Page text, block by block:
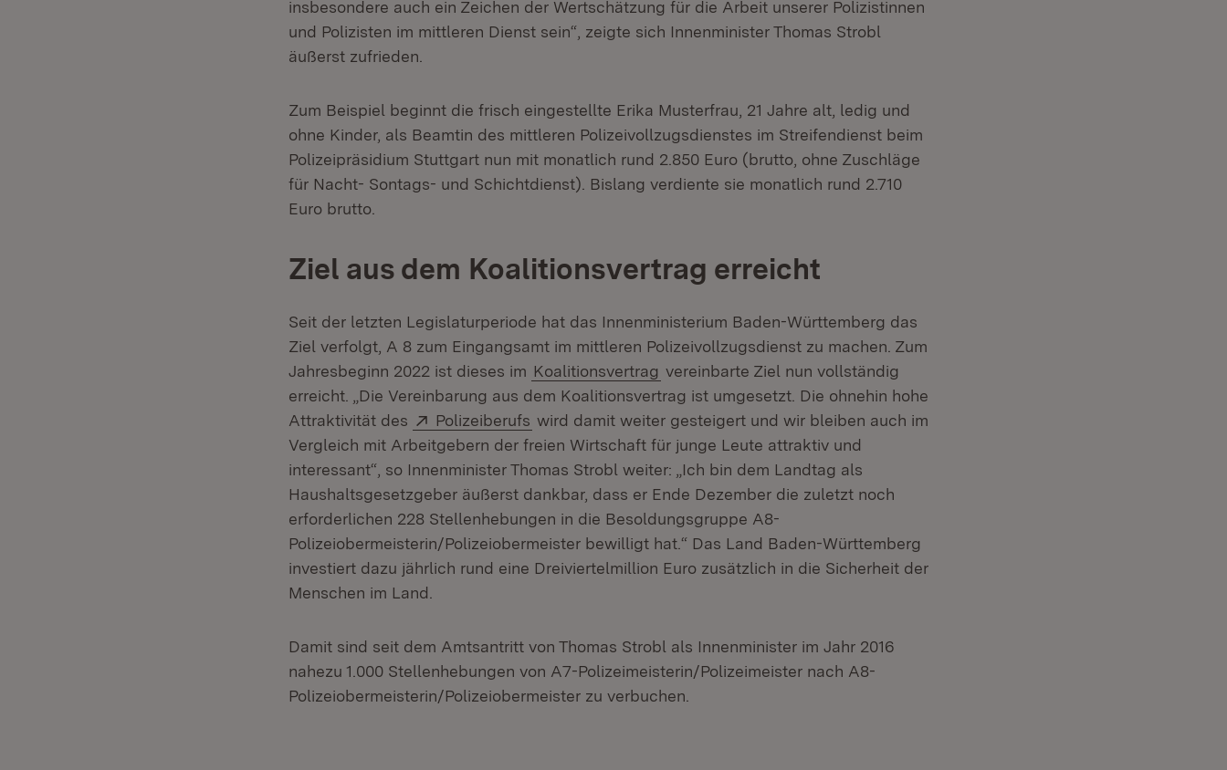
insbesondere auch ein Zeichen der Wertschätzung für die Arbeit unserer Polizistinnen
und Polizisten im mittleren Dienst sein“, zeigte sich Innenminister Thomas Strobl
äußerst zufrieden.
Zum Beispiel beginnt die frisch eingestellte Erika Musterfrau, 21 Jahre alt, ledig und
ohne Kinder, als Beamtin des mittleren Polizeivollzugsdienstes im Streifendienst beim
Polizeipräsidium Stuttgart nun mit monatlich rund 2.850 Euro (brutto, ohne Zuschläge
für Nacht- Sontags- und Schichtdienst). Bislang verdiente sie monatlich rund 2.710
Euro brutto.
Ziel aus dem Koalitionsvertrag erreicht
Seit der letzten Legislaturperiode hat das Innenministerium Baden-Württemberg das
Ziel verfolgt, A 8 zum Eingangsamt im mittleren Polizeivollzugsdienst zu machen. Zum
Jahresbeginn 2022 ist dieses im Koalitionsvertrag vereinbarte Ziel nun vollständig
erreicht. „Die Vereinbarung aus dem Koalitionsvertrag ist umgesetzt. Die ohnehin hohe
Attraktivität des
Extern:
Polizeiberufs (Öffnet in neuem Fenster)
wird damit weiter gesteigert und wir bleiben auch im
Vergleich mit Arbeitgebern der freien Wirtschaft für junge Leute attraktiv und
interessant“, so Innenminister Thomas Strobl weiter: „Ich bin dem Landtag als
Haushaltsgesetzgeber äußerst dankbar, dass er Ende Dezember die zuletzt noch
erforderlichen 228 Stellenhebungen in die Besoldungsgruppe A8-
Polizeiobermeisterin/Polizeiobermeister bewilligt hat.“ Das Land Baden-Württemberg
investiert dazu jährlich rund eine Dreiviertelmillion Euro zusätzlich in die Sicherheit der
Menschen im Land.
Damit sind seit dem Amtsantritt von Thomas Strobl als Innenminister im Jahr 2016
nahezu 1.000 Stellenhebungen von A7-Polizeimeisterin/Polizeimeister nach A8-
Polizeiobermeisterin/Polizeiobermeister zu verbuchen.